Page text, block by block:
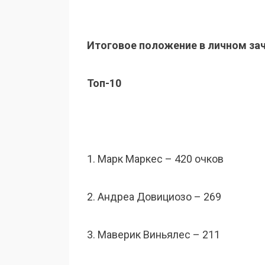
Итоговое положение в личном
Топ-10
1. Марк Маркес – 420 очков
2. Андреа Довициозо – 269
3. Маверик Виньялес – 211